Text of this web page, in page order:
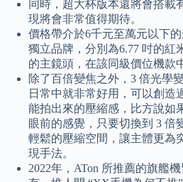
同時，超大杯版本還將會搭載
現將會非常值得期待。
價格帶介於6千元至萬元以下
獨立品牌，分別為6.77 吋的紅
的主鏡頭，在該同級價位機款
除了百倍變焦之外，3 倍光學
日常中就非常好用，可以創造
能拍出來的壓縮感，比方說如
眼前的感覺，只要切換到 3 倍
輕鬆的壓縮空間，讓主體更為
現手法。
2022年，ATon 所推薦的旗艦